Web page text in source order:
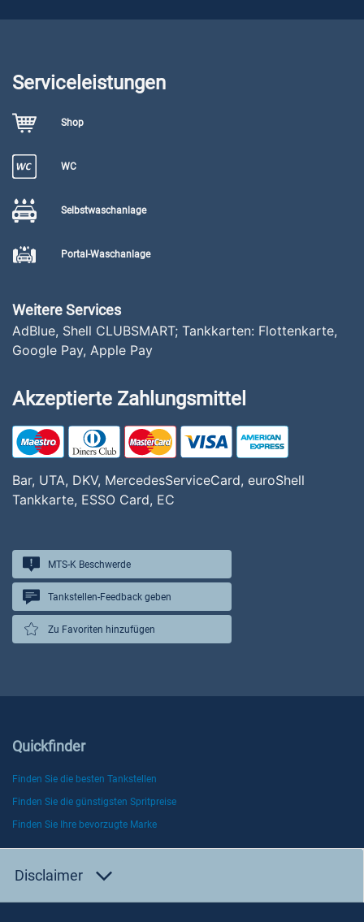
Serviceleistungen
Shop
WC
Selbstwaschanlage
Portal-Waschanlage
Weitere Services
AdBlue, Shell CLUBSMART; Tankkarten: Flottenkarte,
Google Pay, Apple Pay
Akzeptierte Zahlungsmittel
Bar, UTA, DKV, MercedesServiceCard, euroShell
Tankkarte, ESSO Card, EC
MTS-K Beschwerde
Tankstellen-Feedback geben
Zu Favoriten hinzufügen
Quickfinder
Finden Sie die besten Tankstellen
Finden Sie die günstigsten Spritpreise
Finden Sie Ihre bevorzugte Marke
Disclaimer